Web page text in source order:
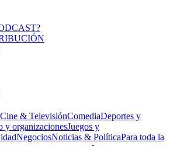
Cine & TelevisiónComediaDeportes y
y organizacionesJuegos y
NegociosNoticias & PolíticaPara toda la